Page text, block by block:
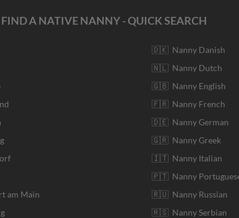
FIND A NATIVE NANNY - QUICK SEARCH
am Main
🇩🇰 Nanny Danish
🇳🇱 Nanny Dutch
🇬🇧 Nanny English
🇫🇷 Nanny French
🇩🇪 Nanny German
🇬🇷 Nanny Greek
🇮🇹 Nanny Italian
🇵🇹 Nanny
🇷🇺 Nanny Russian
🇷🇸 Nanny Serbian